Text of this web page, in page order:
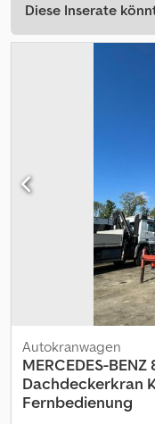
Diese Inserate
Autokranwagen
MERCEDES-BENZ
Dachdeckerkran
Fernbedienung